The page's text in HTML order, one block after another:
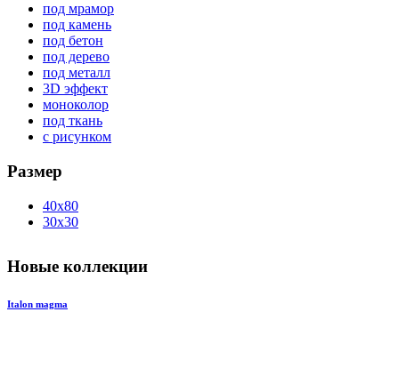
под мрамор
под камень
под бетон
под дерево
под металл
3D эффект
моноколор
под ткань
с рисунком
Размер
40x80
30x30
Новые коллекции
Italon magma